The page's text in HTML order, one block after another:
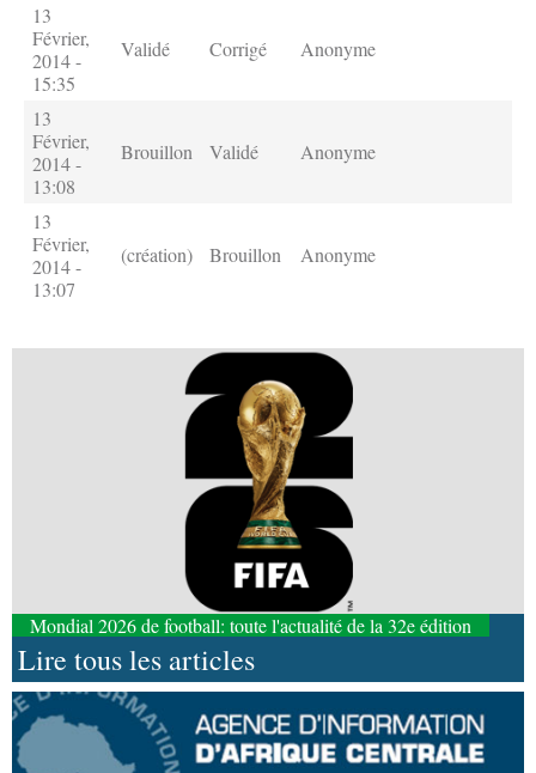
13
Février,
2014 -
15:35
Validé Corrigé Anonyme
13
Février,
2014 -
13:08
Brouillon Validé Anonyme
13
Février,
2014 -
13:07
(création) Brouillon Anonyme
Mondial 2026 de football: toute l'actualité de la 32e édition
Lire tous les articles